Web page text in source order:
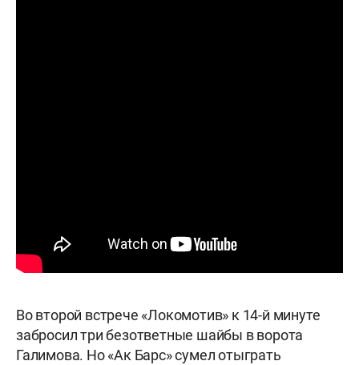
Во второй встрече «Локомотив» к 14-й минуте
забросил три безответные шайбы в ворота
Галимова. Но «Ак Барс» сумел отыграть